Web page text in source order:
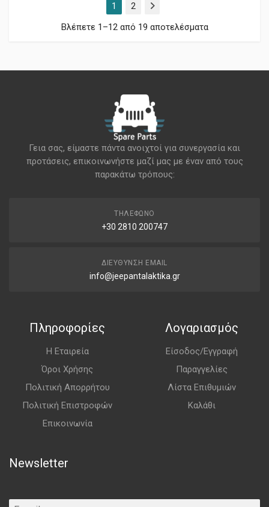
1 2
Επόμενο
Βλέπετε 1–12 από 19 αποτελέσματα
Γεια σας, είμαστε πάντα ανοιχτοί για συνεργασία και
προτάσεις, επικοινωνήστε μαζί μας με έναν από τους
παρακάτω τρόπους:
ΤΗΛΈΦΩΝΟ
+30 2810 200747
ΔΙΕΎΘΥΝΣΗ EMAIL
info@jeepantalaktika.gr
Πληροφορίες
Η Εταιρεία
Όροι Χρήσης
Πολιτική Απορρήτου
Πολιτική Επιστροφών
Επικοινωνία
Λογαριασμός
Είσοδος/Εγγραφή
Παραγγελίες
Λίστα Επιθυμιών
Καλάθι
Newsletter